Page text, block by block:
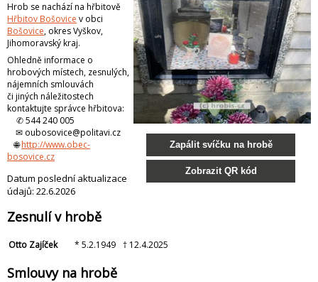
Zapálit svíčku na hrobě
Zobrazit QR kód
Hrob se nachází na hřbitově
Hřbitov Bošovice v obci
Bošovice, okres Vyškov,
Jihomoravský kraj.
Ohledně informace o
hrobových místech, zesnulých,
nájemních smlouvách
či jiných náležitostech
kontaktujte správce hřbitova:
✆ 544 240 005
✉ oubosovice@politavi.cz
🌐http://www.obec-
bosovice.cz
Datum poslední aktualizace
údajů: 22.6.2026
Zesnulí v hrobě
Otto Zajíček * 5.2.1949 † 12.4.2025
Smlouvy na hrobě